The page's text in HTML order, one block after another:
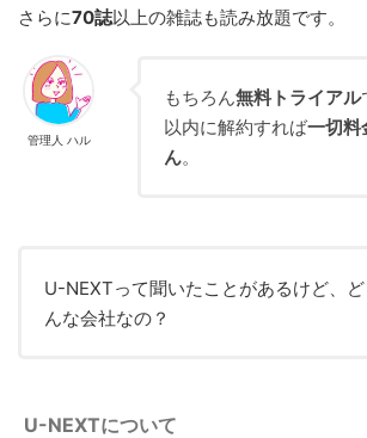
さらに70誌以上の雑誌も読み放題です。
管理人 ハル
もちろん無料トライアル
以内に解約すれば一切料
ん。
U-NEXTって聞いたことがあるけど、ど
んな会社なの？
U-NEXTについて